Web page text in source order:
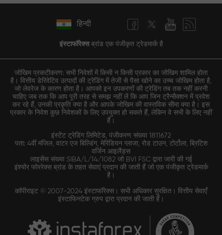
हिन्दी
इंस्टाफॉरेक्सब्रांड एक पंजीकृत ट्रेडमार्क है
जोखिम प्रकटीकरण: सभी निवेशों में किसी न किसी प्रकार का जोखिम शामिल होता
है। वित्तीय डेरिवेटिव उत्पादों की ट्रेडिंग में तेजी से पैसा खोने का उच्च जोखिम होता है,
जो लेवरेज के कारण होता है। आपको इन उपकरणों की ट्रेडिंग तब तक नहीं करनी
चाहिए जब तक कि आप पूरी तरह से समझ नहीं लें कि आप जिन ट्रैन्सैक्शन में प्रवेश
कर रहे हैं, उनकी प्रकृति क्या है और आपके जोखिम की वास्तविक सीमा क्या है। इस
प्रकार के निवेश कुछ निवेशकों के लिए उपयुक्त हो सकते हैं, लेकिन वे सभी के लिए नहीं
हैं।
इंस्टेंट ट्रेडिंग लिमिटेड, पंजीकरण संख्या 1811672
पता: 4वीं मंजिल, वाटर एज बिल्डिंग, मेरिडियन प्लाजा, रोड टाउन, टोर्टोला, ब्रिटिश
वर्जिन आइलैंड्स
लाइसेंस संख्या SIBA/L/14/1082 जो BVI FSC द्वारा जारी की गई
इंश्योर फोररेक्स ब्रांड के तहत सेवाएं प्रदान की जाती हैं जो एक पंजीकृत ट्रेडमार्क
है।
कॉपीराइट © 2007-2024 इंस्टाफॉरेक्स। सभी अधिकार सुरक्षित। वित्तीय सेवाएँ
इंस्टाफिनटेक ग्रुप द्वारा प्रदान की जाती हैं।